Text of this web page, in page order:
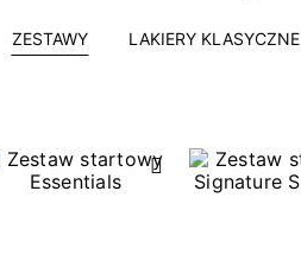
ZESTAWY LAKIERY KLASYCZNE